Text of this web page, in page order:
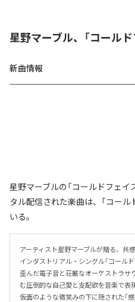
星野マーブル、「コール
新曲情報
星野マーブルの「コールドフェイ
タル配信された楽曲は、「コール
いる。
アーティスト星野マーブルが贈る、共
インダストリアル・シングル「コールド
歪んだ電子音と荘厳なオーケストラサ
む圧倒的な自己愛と支配欲を音楽で表現
仮面のような微笑みの下に隠された「